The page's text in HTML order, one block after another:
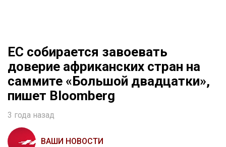
ЕС собирается завоевать
доверие африканских стран на
саммите «Большой двадцатки»,
пишет Bloomberg
3 года назад
ВАШИ НОВОСТИ